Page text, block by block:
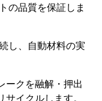
の品質を保証しま
し、自動材料の実
ークを融解・押出
イクルします。